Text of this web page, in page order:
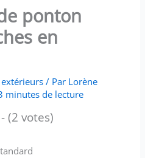
ponton
en
/ Par Lorène
minutes de lecture
(2 votes)